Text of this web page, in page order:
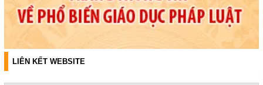
LIÊN KẾT WEBSITE